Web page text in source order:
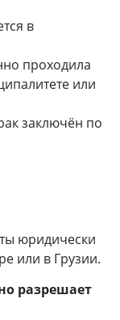
в
проходила
или
заключён по
юридически
или в Грузии.
разрешает